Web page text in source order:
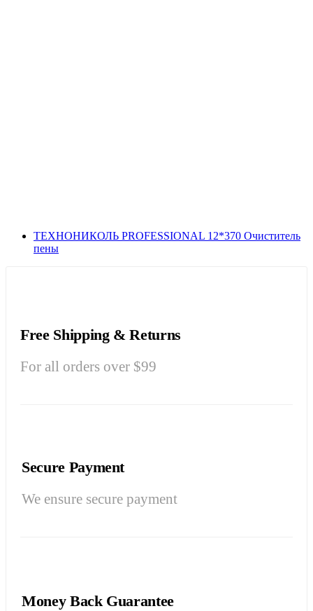
ТЕХНОНИКОЛЬ PROFESSIONAL 12*370 Очиститель
пены
Free Shipping & Returns
For all orders over $99
Secure Payment
We ensure secure payment
Money Back Guarantee